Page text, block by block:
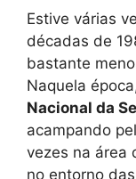
Estive várias
décadas de
bastante
Naquela
Nacional da
acampando
vezes na área
no entorno